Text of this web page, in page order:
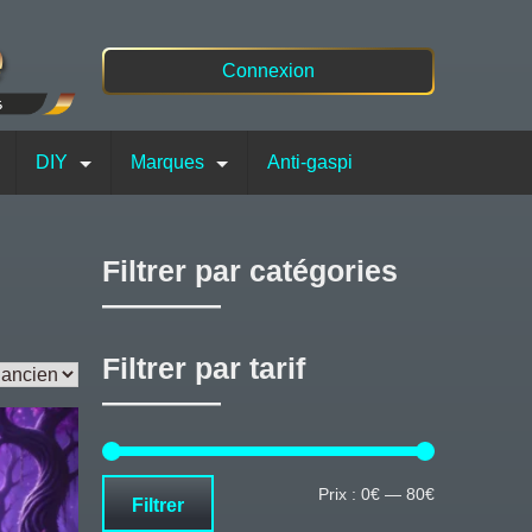
Connexion
DIY Marques Anti-gaspi
Filtrer par catégories
Filtrer par tarif
Prix
Prix
Filtrer Prix : 0€ — 80€